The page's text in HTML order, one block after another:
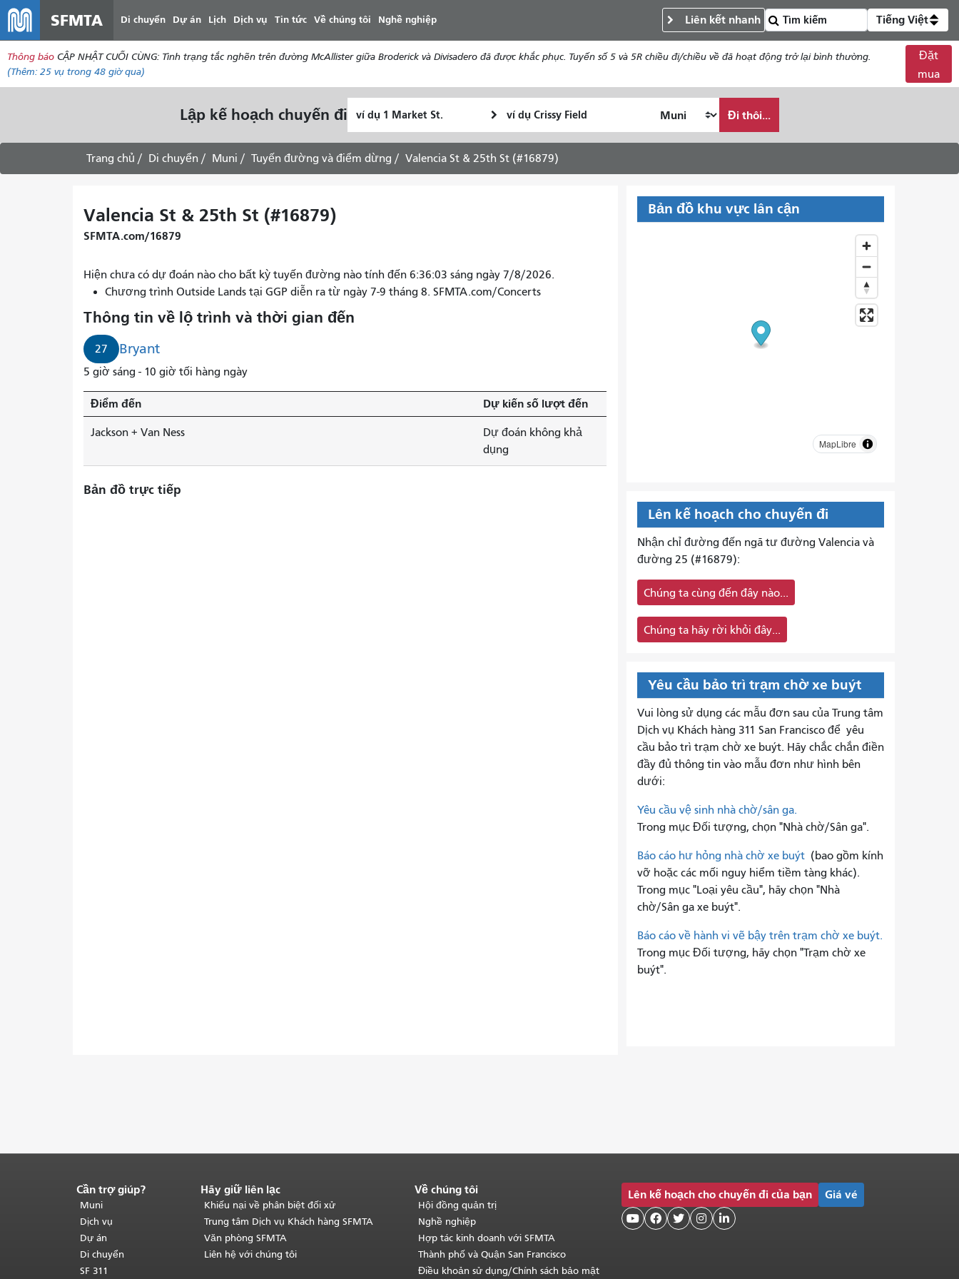
dung
SFMTA Di chuyển Dự án Lịch Dịch vụ Tin tức Về chúng tôi Nghề nghiệp Liên kết nhanh Tiếng Việt
Thông báo CẬP NHẬT CUỐI CÙNG: Tình trạng tắc nghẽn trên đường McAllister giữa Broderick và Divisadero đã được khắc phục. Tuyến số 5 và 5R chiều đi/chiều về đã hoạt động trở lại bình thường.
(Thêm: 25 vụ trong 48 giờ qua)
Đặt
mua
Lập kế hoạch chuyến đi
bắt
đầu
kết
thúc
muốn
du
Đi thôi...
Trang chủ Di chuyển Muni Tuyến đường và điểm dừng Valencia St & 25th St (#16879)
Valencia St & 25th St (#16879)
SFMTA.com/16879
Hiện chưa có dự đoán nào cho bất kỳ tuyến đường nào tính đến 6:36:03 sáng ngày 7/8/2026.
Chương trình Outside Lands tại GGP diễn ra từ ngày 7-9 tháng 8. SFMTA.com/Concerts
Thông tin về lộ trình và thời gian đến
27 Bryant
5 giờ sáng - 10 giờ tối hàng ngày
Điểm đến Dự kiến ​​số lượt đến
Jackson + Van Ness
Dự đoán không khả
dụng
Bản đồ trực tiếp
Bản đồ khu vực lân cận
MapLibre
Lên kế hoạch cho chuyến đi
Nhận chỉ đường đến ngã tư đường Valencia và
đường 25 (#16879):
Chúng ta cùng đến đây nào...
Chúng ta hãy rời khỏi đây...
Yêu cầu bảo trì trạm chờ xe buýt
Vui lòng sử dụng các mẫu đơn sau của Trung tâm
Dịch vụ Khách hàng 311 San Francisco để yêu
cầu bảo trì trạm chờ xe buýt. Hãy chắc chắn điền
đầy đủ thông tin vào mẫu đơn như hình bên
dưới:
Yêu cầu vệ sinh nhà chờ/sân ga.
Trong mục Đối tượng, chọn "Nhà chờ/Sân ga".
Báo cáo hư hỏng nhà chờ xe buýt(bao gồm kính
vỡ hoặc các mối nguy hiểm tiềm tàng khác).
Trong mục "Loại yêu cầu", hãy chọn "Nhà
chờ/Sân ga xe buýt".
Báo cáo về hành vi vẽ bậy trên trạm chờ xe buýt.
Trong mục Đối tượng, hãy chọn "Trạm chờ xe
buýt".
Kết
thúc
nội
dung
trang.Phần
còn
Cần trợ giúp?
Muni
Dịch vụ
Dự án
Di chuyển
SF 311
Hãy giữ liên lạc
Khiếu nại về phân biệt đối xử
Trung tâm Dịch vụ Khách hàng SFMTA
Văn phòng SFMTA
Liên hệ với chúng tôi
Về chúng tôi
Hội đồng quản trị
Nghề nghiệp
Hợp tác kinh doanh với SFMTA
Thành phố và Quận San Francisco
Điều khoản sử dụng/Chính sách bảo mật
Lên kế hoạch cho chuyến đi của bạn Giá vé
    